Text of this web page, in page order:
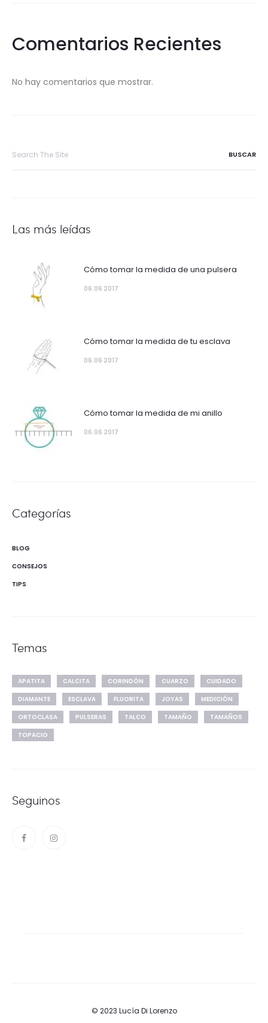
Comentarios Recientes
No hay comentarios que mostrar.
Las más leídas
Cómo tomar la medida de una pulsera
06.06 2017
Cómo tomar la medida de tu esclava
06.06 2017
Cómo tomar la medida de mi anillo
06.06 2017
Categorías
BLOG
CONSEJOS
TIPS
Temas
APATITA CALCITA CORINDÓN CUARZO
CUIDADO
DIAMANTE
ESCLAVA FLUORITA JOYAS
MEDICIÓN
ORTOCLASA
PULSERAS TALCO TAMAÑO
TAMAÑOS
TOPACIO
Seguinos
© 2023 Lucía Di Lorenzo